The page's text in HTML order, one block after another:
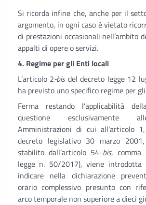
Si ricorda infine che, anche per il
argomento, in ogni caso è vietato
di prestazioni occasionali nell’ambito
appalti di opere o servizi.
4. Regime per gli Enti locali
L’articolo 2-bisdel decreto legge 12
ha previsto uno specifico regime per
Ferma restando l’applicabilità
questione esclusivamente
Amministrazioni di cui all’articolo
decreto legislativo 30 marzo
stabilito dall’articolo 54-bis, comma
legge n. 50/2017), viene introdotta
indicare nella dichiarazione
orario complessivo presunto con
arco temporale non superiore a dieci